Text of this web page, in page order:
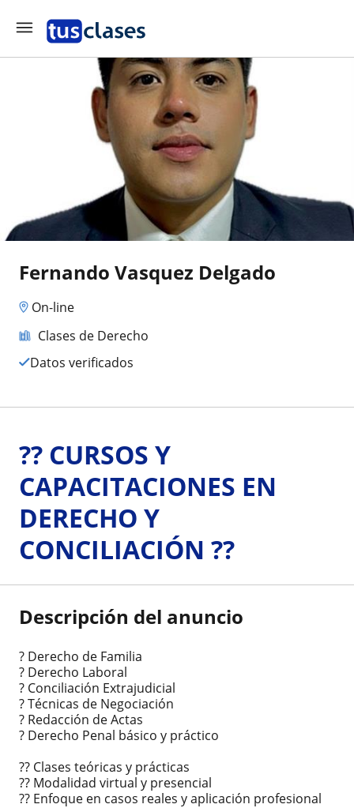
Fernando Vasquez Delgado
On-line
Clases de Derecho
Datos verificados
?? CURSOS Y
CAPACITACIONES EN
DERECHO Y
CONCILIACIÓN ??
Descripción del anuncio
? Derecho de Familia
? Derecho Laboral
? Conciliación Extrajudicial
? Técnicas de Negociación
? Redacción de Actas
? Derecho Penal básico y práctico
?? Clases teóricas y prácticas
?? Modalidad virtual y presencial
?? Enfoque en casos reales y aplicación profesional